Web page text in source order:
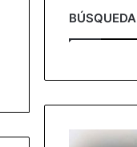
BÚSQUEDA